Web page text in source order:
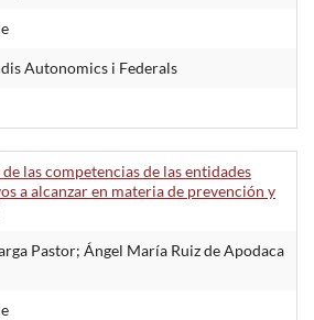
Autonomics i Federals
las competencias de las entidades
a alcanzar en materia de prevención y
Pastor; Ángel María Ruiz de Apodaca